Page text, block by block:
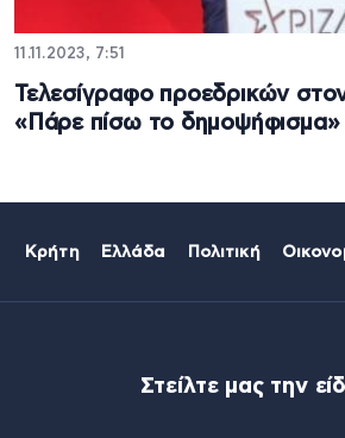
11.11.2023, 7:51
Τελεσίγραφο προεδρικών
«Πάρε πίσω το δημοψήφισμα»
Κρήτη Ελλάδα Πολιτική
Στείλτε μας την